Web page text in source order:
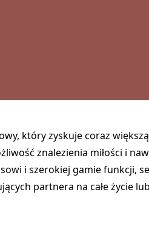
który zyskuje coraz
znalezienia miłości i
i szerokiej gamie funkcji,
partnera na całe życie